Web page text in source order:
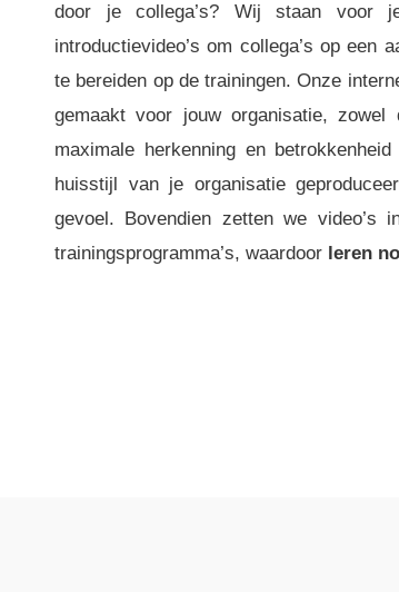
door je collega’s? Wij staan voor
introductievideo’s om collega’s op een
te bereiden op de trainingen. Onze
gemaakt voor jouw organisatie,
maximale herkenning en
huisstijl van je organisatie
gevoel. Bovendien zetten we video’s
trainingsprogramma’s, waardoor leren